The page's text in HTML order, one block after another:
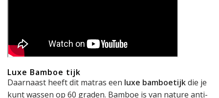
Luxe Bamboe tijk
Daarnaast heeft dit matras een luxe bamboetijkdie je
kunt wassen op 60 graden. Bamboe is van nature anti-